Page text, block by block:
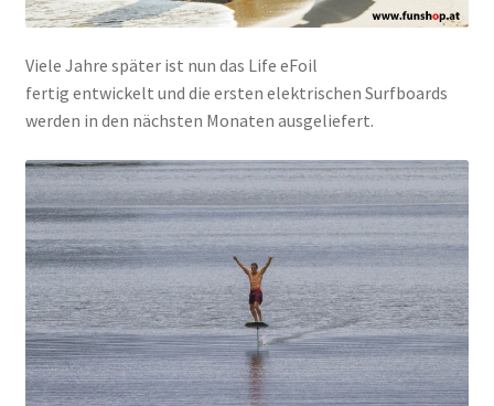
Viele Jahre später ist nun das Life eFoil
fertig entwickelt und die ersten elektrischen Surfboards
werden in den nächsten Monaten ausgeliefert.